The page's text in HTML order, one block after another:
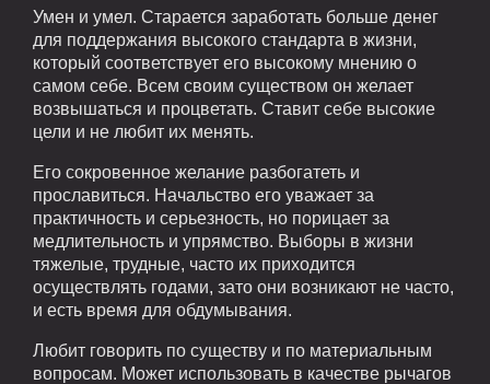
Умен и умел. Старается заработать больше денег
для поддержания высокого стандарта в жизни,
который соответствует его высокому мнению о
самом себе. Всем своим существом он желает
возвышаться и процветать. Ставит себе высокие
цели и не любит их менять.
Его сокровенное желание разбогатеть и
прославиться. Начальство его уважает за
практичность и серьезность, но порицает за
медлительность и упрямство. Выборы в жизни
тяжелые, трудные, часто их приходится
осуществлять годами, зато они возникают не часто,
и есть время для обдумывания.
Любит говорить по существу и по материальным
вопросам. Может использовать в качестве рычагов